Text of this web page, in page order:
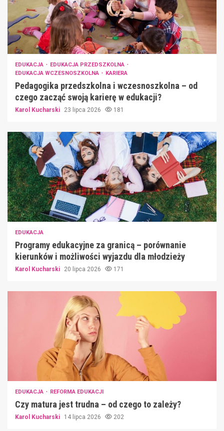
EDUKACJA
EDUKACJA PRZEDSZKOLNA
EDUKACJA WCZESNOSZKOLNA
KARIERA
Pedagogika przedszkolna i wczesnoszkolna – od
czego zacząć swoją karierę w edukacji?
Karol Kucharski 23 lipca 2026 181
EDUKACJA
Programy edukacyjne za granicą – porównanie
kierunków i możliwości wyjazdu dla młodzieży
Karol Kucharski 20 lipca 2026 171
EDUKACJA REFORMA EDUKACJI
Czy matura jest trudna – od czego to zależy?
Karol Kucharski 14 lipca 2026 202